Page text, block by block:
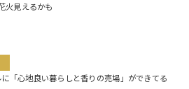
火見えるかも
に「心地良い暮らしと香りの売場」ができてる